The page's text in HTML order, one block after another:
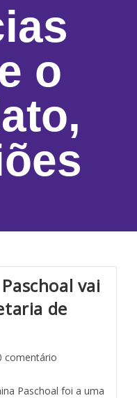
o
,
vai
de
comentário
Paschoal foi a uma